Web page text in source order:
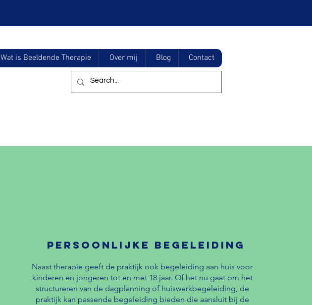
Wat is Beeldende Therapie Over mij Blog Contact
persoonlijke begeleiding
Naast therapie geeft de praktijk ook begeleiding aan huis voor
kinderen en jongeren tot en met 18 jaar. Of het nu gaat om het
structureren van de dagplanning of huiswerkbegeleiding, de
praktijk kan passende begeleiding bieden die aansluit bij de